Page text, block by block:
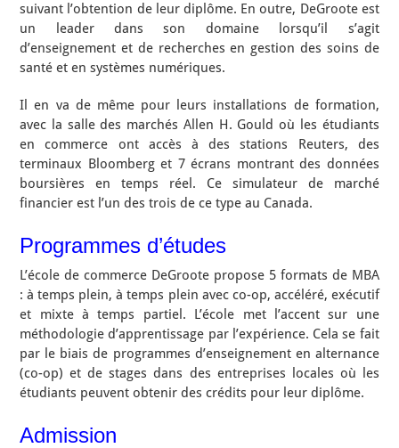
suivant l’obtention de leur diplôme. En outre, DeGroote est
un leader dans son domaine lorsqu’il s’agit
d’enseignement et de recherches en gestion des soins de
santé et en systèmes numériques.
Il en va de même pour leurs installations de formation,
avec la salle des marchés Allen H. Gould où les étudiants
en commerce ont accès à des stations Reuters, des
terminaux Bloomberg et 7 écrans montrant des données
boursières en temps réel. Ce simulateur de marché
financier est l’un des trois de ce type au Canada.
Programmes d’études
L’école de commerce DeGroote propose 5 formats de MBA
: à temps plein, à temps plein avec co-op, accéléré, exécutif
et mixte à temps partiel. L’école met l’accent sur une
méthodologie d’apprentissage par l’expérience. Cela se fait
par le biais de programmes d’enseignement en alternance
(co-op) et de stages dans des entreprises locales où les
étudiants peuvent obtenir des crédits pour leur diplôme.
Admission